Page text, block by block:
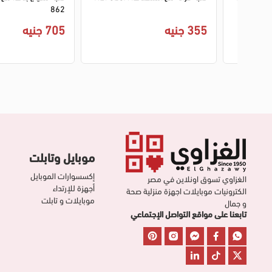
862
705 جنيه 355 جنيه
الغزاوي تسوق اونلاين في مصر
الكترونيات موبايلات اجهزة منزلية صحة
و جمال
تابعنا على مواقع التواصل الإجتماعي
موبايل وتابلت
إكسسوارات الموبايل
أجهزة للإرتداء
موبايلات و تابلت